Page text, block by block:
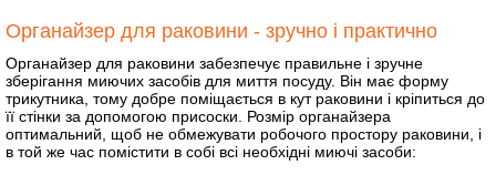
Органайзер для раковини - зручно і практично
Органайзер для раковини забезпечує правильне і зручне
зберігання миючих засобів для миття посуду. Він має форму
трикутника, тому добре поміщається в кут раковини і кріпиться до
її стінки за допомогою присоски. Розмір органайзера
оптимальний, щоб не обмежувати робочого простору раковини, і
в той же час помістити в собі всі необхідні миючі засоби: